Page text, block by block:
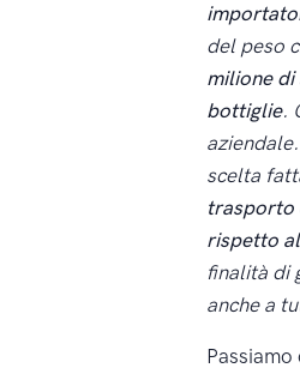
del peso
milione di
bottiglie.
scelta
trasporto
rispetto
finalità di
anche a